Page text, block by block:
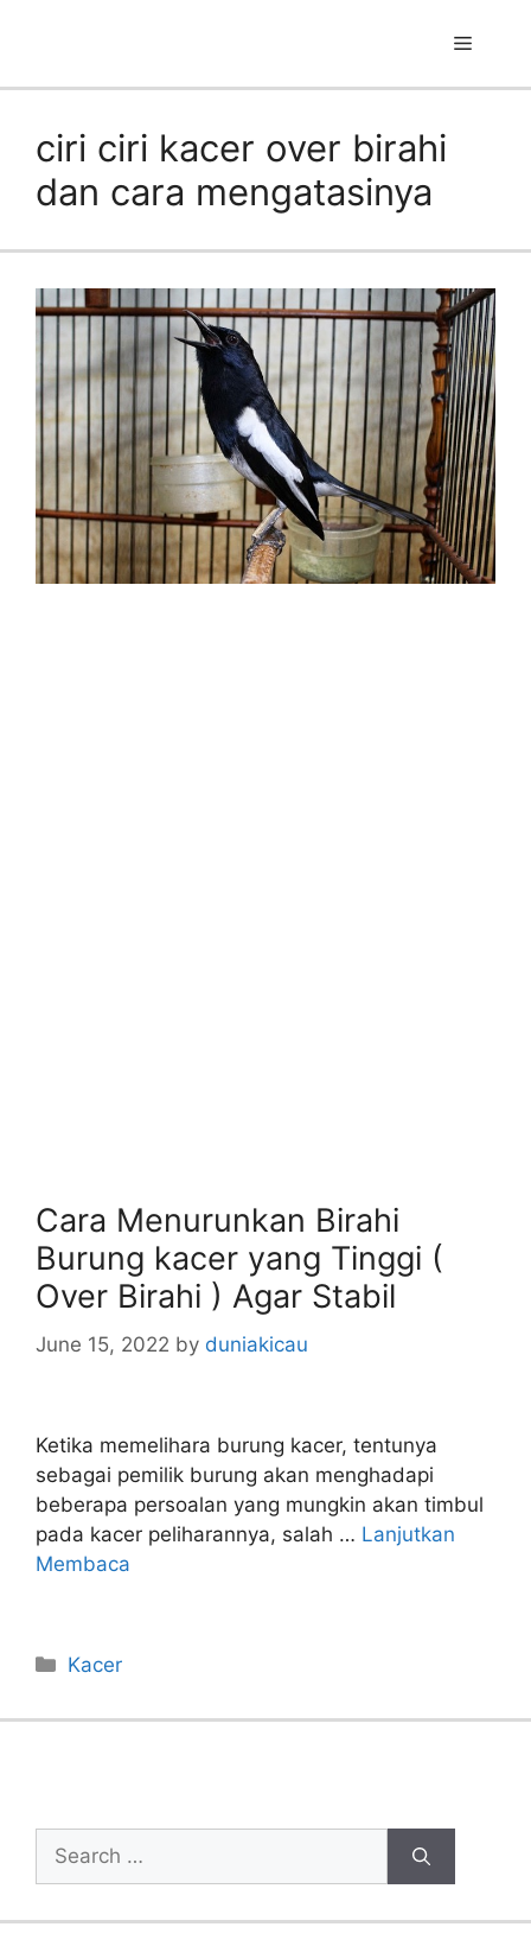
Menu
ciri ciri kacer over birahi
dan cara mengatasinya
Cara Menurunkan Birahi
Burung kacer yang Tinggi (
Over Birahi ) Agar Stabil
June 15, 2022 by duniakicau
Ketika memelihara burung kacer, tentunya
sebagai pemilik burung akan menghadapi
beberapa persoalan yang mungkin akan timbul
pada kacer peliharannya, salah … Lanjutkan
Membaca
Categories
Kacer
Search
for: